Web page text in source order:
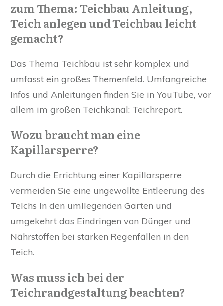
zum Thema: Teichbau Anleitung,
Teich anlegen und Teichbau leicht
gemacht?
Das Thema Teichbau ist sehr komplex und
umfasst ein großes Themenfeld. Umfangreiche
Infos und Anleitungen finden Sie in YouTube, vor
allem im großen Teichkanal: Teichreport.
Wozu braucht man eine
Kapillarsperre?
Durch die Errichtung einer Kapillarsperre
vermeiden Sie eine ungewollte Entleerung des
Teichs in den umliegenden Garten und
umgekehrt das Eindringen von Dünger und
Nährstoffen bei starken Regenfällen in den
Teich.
Was muss ich bei der
Teichrandgestaltung beachten?